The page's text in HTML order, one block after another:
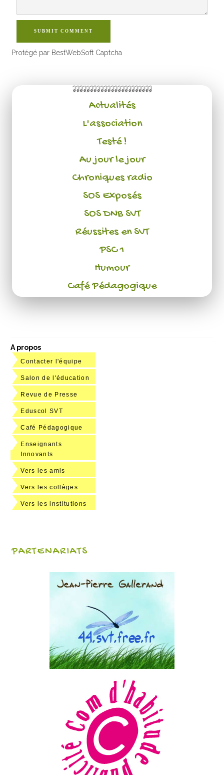
SUBMIT COMMENT
Protégé par BestWebSoft Captcha
Actualités
L'association
Testé !
Au jour le jour
Chroniques radio
SOS Exposés
SOS DNB SVT
Réussites en SVT
PSC 1
Humour
Café Pédagogique
A propos
Contacter l'équipe
Salon de l'éducation
Revue de Presse
Eduscol SVT
Café Pédagogique
Enseignants
Innovants
Vers les amis
Vers les collèges
Vers les institutions
PARTENARIATS